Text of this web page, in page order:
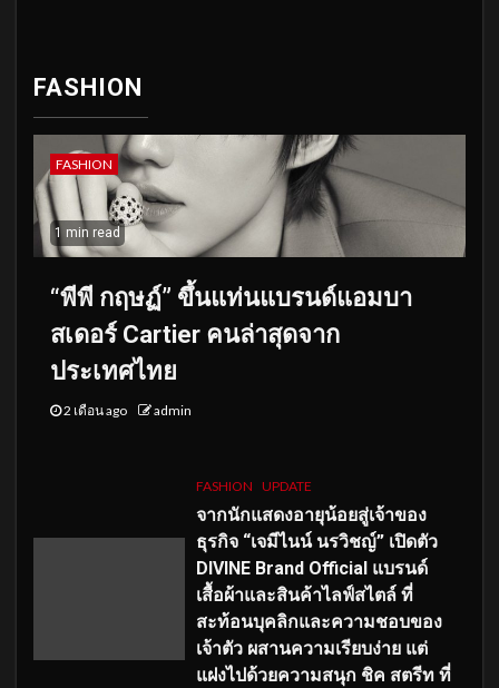
FASHION
FASHION
1 min read
“พีพี กฤษฏ์” ขึ้นแท่นแบรนด์แอมบา
สเดอร์ Cartier คนล่าสุดจาก
ประเทศไทย
2 เดือน ago admin
FASHION UPDATE
จากนักแสดงอายุน้อยสู่เจ้าของ
ธุรกิจ “เจมีไนน์ นรวิชญ์” เปิดตัว
DIVINE Brand Official แบรนด์
เสื้อผ้าและสินค้าไลฟ์สไตล์ ที่
สะท้อนบุคลิกและความชอบของ
เจ้าตัว ผสานความเรียบง่าย แต่
แฝงไปด้วยความสนุก ชิค สตรีท ที่